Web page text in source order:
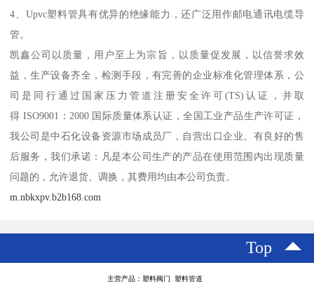
4、Upvc塑料管具有优异的绝缘能力，还广泛用作邮电通讯电缆导
管。
凯鑫公司以质量，用户至上为宗旨，以质量促发展，以信誉求效
益，生产设备齐全，检测手段，有完善的企业标准化管理体系，公
司是同行通过国家压力管道注册安全许可(TS)认证，并取
得 ISO9001：2000 国际质量体系认证，全国工业产品生产许可证，
我公司是中石化设备资源市场成员厂，自营出口企业。有良好的售
后服务，我们承诺：凡是本公司生产的产品在使用范围内出现质量
问题的，允许退货、调换，其费用均由本公司负责。
m.nbkxpv.b2b168.com
Top
主营产品：塑料阀门 塑料管道